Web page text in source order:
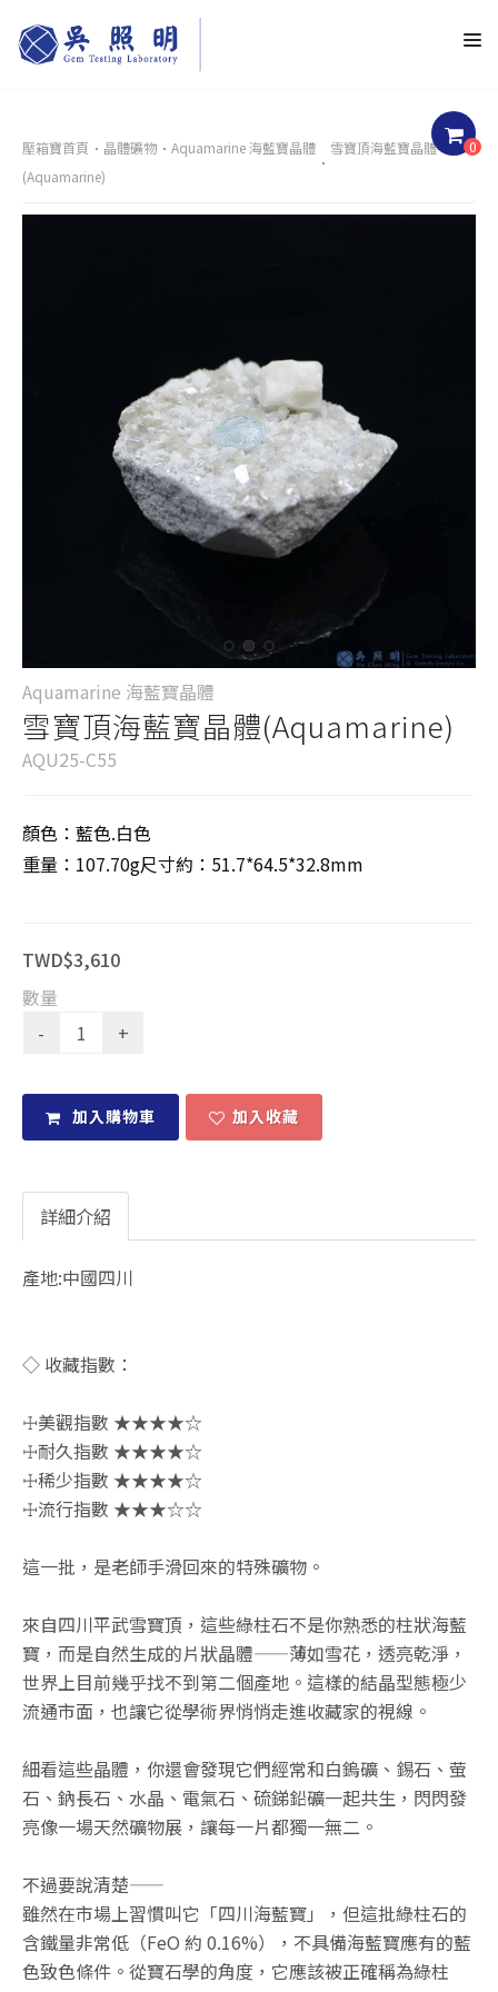
0
壓箱寶首頁 晶體礦物 Aquamarine 海藍寶晶體
雪寶頂海藍寶晶體
(Aquamarine)
Aquamarine 海藍寶晶體
雪寶頂海藍寶晶體(Aquamarine)
AQU25-C55
顏色：藍色.白色
重量：107.70g尺寸約：51.7*64.5*32.8mm
TWD$3,610
數量
加入購物車 加入收藏
詳細介紹
產地:中國四川
◇ 收藏指數：
☩美觀指數 ★★★★☆
☩耐久指數 ★★★★☆
☩稀少指數 ★★★★☆
☩流行指數 ★★★☆☆
這一批，是老師手滑回來的特殊礦物。
來自四川平武雪寶頂，這些綠柱石不是你熟悉的柱狀海藍
寶，而是自然生成的片狀晶體——薄如雪花，透亮乾淨，
世界上目前幾乎找不到第二個產地。這樣的結晶型態極少
流通市面，也讓它從學術界悄悄走進收藏家的視線。
細看這些晶體，你還會發現它們經常和白鎢礦、錫石、萤
石、鈉長石、水晶、電氣石、硫銻鉛礦一起共生，閃閃發
亮像一場天然礦物展，讓每一片都獨一無二。
不過要說清楚——
雖然在市場上習慣叫它「四川海藍寶」，但這批綠柱石的
含鐵量非常低（FeO 約 0.16%），不具備海藍寶應有的藍
色致色條件。從寶石學的角度，它應該被正確稱為綠柱